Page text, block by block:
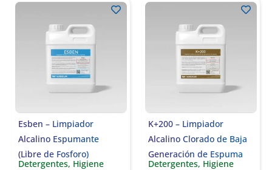
Esben – Limpiador
Alcalino Espumante
(Libre de Fosforo)
Detergentes, Higiene
K+200 – Limpiador
Alcalino Clorado de Baja
Generación de Espuma
Detergentes, Higiene